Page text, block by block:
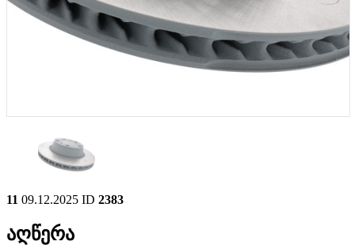
11 09.12.2025 ID 2383
აღწერა